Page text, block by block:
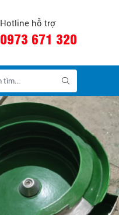
Hotline hỗ trợ
0973 671 320